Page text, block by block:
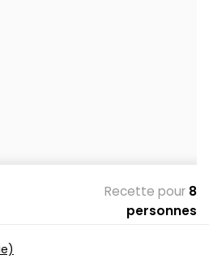
Recette pour 8
personnes